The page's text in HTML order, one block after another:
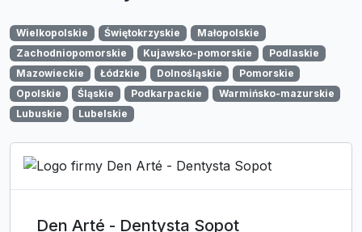
Wielkopolskie Świętokrzyskie
Małopolskie
Zachodniopomorskie
Kujawsko-pomorskie
Podlaskie
Mazowieckie
Łódzkie Dolnośląskie
Pomorskie
Opolskie
Śląskie Podkarpackie
Warmińsko-mazurskie
Lubuskie
Lubelskie
Den Arté - Dentysta Sopot